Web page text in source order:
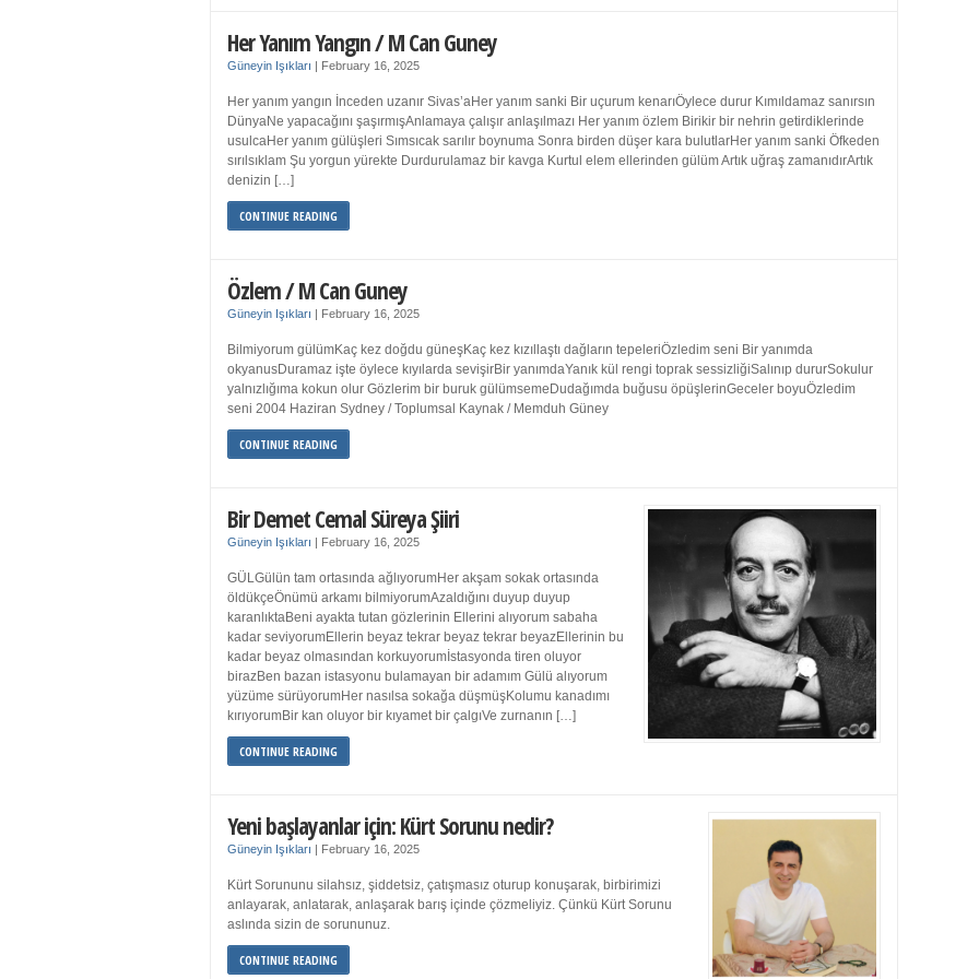
Her Yanım Yangın / M Can Guney
Güneyin Işıkları February 16, 2025
Her yanım yangın İnceden uzanır Sivas’aHer yanım sanki Bir uçurum kenarıÖylece durur Kımıldamaz sanırsın
DünyaNe yapacağını şaşırmışAnlamaya çalışır anlaşılmazı Her yanım özlem Birikir bir nehrin getirdiklerinde
usulcaHer yanım gülüşleri Sımsıcak sarılır boynuma Sonra birden düşer kara bulutlarHer yanım sanki Öfkeden
sırılsıklam Şu yorgun yürekte Durdurulamaz bir kavga Kurtul elem ellerinden gülüm Artık uğraş zamanıdırArtık
denizin […]
CONTINUE READING
Özlem / M Can Guney
Güneyin Işıkları February 16, 2025
Bilmiyorum gülümKaç kez doğdu güneşKaç kez kızıllaştı dağların tepeleriÖzledim seni Bir yanımda
okyanusDuramaz işte öylece kıyılarda sevişirBir yanımdaYanık kül rengi toprak sessizliğiSalınıp dururSokulur
yalnızlığıma kokun olur Gözlerim bir buruk gülümsemeDudağımda buğusu öpüşlerinGeceler boyuÖzledim
seni 2004 Haziran Sydney / Toplumsal Kaynak / Memduh Güney
CONTINUE READING
Bir Demet Cemal Süreya Şiiri
Güneyin Işıkları February 16, 2025
GÜLGülün tam ortasında ağlıyorumHer akşam sokak ortasında
öldükçeÖnümü arkamı bilmiyorumAzaldığını duyup duyup
karanlıktaBeni ayakta tutan gözlerinin Ellerini alıyorum sabaha
kadar seviyorumEllerin beyaz tekrar beyaz tekrar beyazEllerinin bu
kadar beyaz olmasından korkuyorumİstasyonda tiren oluyor
birazBen bazan istasyonu bulamayan bir adamım Gülü alıyorum
yüzüme sürüyorumHer nasılsa sokağa düşmüşKolumu kanadımı
kırıyorumBir kan oluyor bir kıyamet bir çalgıVe zurnanın […]
CONTINUE READING
Yeni başlayanlar için: Kürt Sorunu nedir?
Güneyin Işıkları February 16, 2025
Kürt Sorununu silahsız, şiddetsiz, çatışmasız oturup konuşarak, birbirimizi
anlayarak, anlatarak, anlaşarak barış içinde çözmeliyiz. Çünkü Kürt Sorunu
aslında sizin de sorununuz.
CONTINUE READING